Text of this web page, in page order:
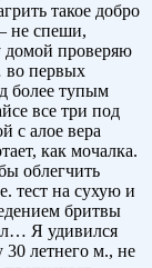
такое добро
не спеши,
домой проверяю
во первых
более тупым
все три под
с алое вера
как мочалка.
облегчить
тест на сухую и
бритвы
Я удивился
летнего м., не